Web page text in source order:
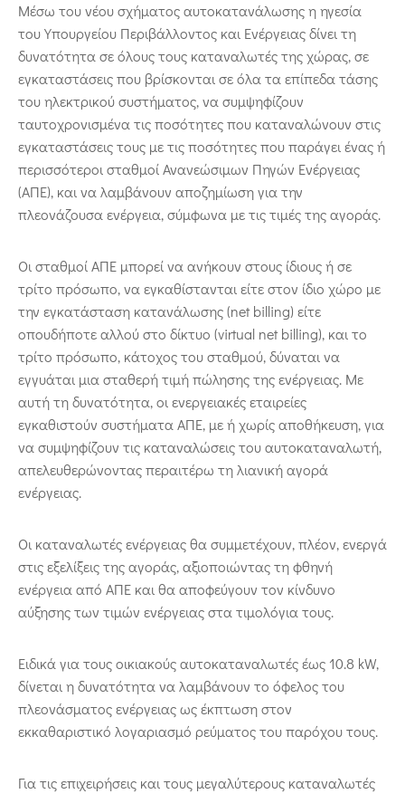
Μέσω του νέου σχήματος αυτοκατανάλωσης η ηγεσία
του Υπουργείου Περιβάλλοντος και Ενέργειας δίνει τη
δυνατότητα σε όλους τους καταναλωτές της χώρας, σε
εγκαταστάσεις που βρίσκονται σε όλα τα επίπεδα τάσης
του ηλεκτρικού συστήματος, να συμψηφίζουν
ταυτοχρονισμένα τις ποσότητες που καταναλώνουν στις
εγκαταστάσεις τους με τις ποσότητες που παράγει ένας ή
περισσότεροι σταθμοί Ανανεώσιμων Πηγών Ενέργειας
(ΑΠΕ), και να λαμβάνουν αποζημίωση για την
πλεονάζουσα ενέργεια, σύμφωνα με τις τιμές της αγοράς.
Οι σταθμοί ΑΠΕ μπορεί να ανήκουν στους ίδιους ή σε
τρίτο πρόσωπο, να εγκαθίστανται είτε στον ίδιο χώρο με
την εγκατάσταση κατανάλωσης (net billing) είτε
οπουδήποτε αλλού στο δίκτυο (virtual net billing), και το
τρίτο πρόσωπο, κάτοχος του σταθμού, δύναται να
εγγυάται μια σταθερή τιμή πώλησης της ενέργειας. Με
αυτή τη δυνατότητα, οι ενεργειακές εταιρείες
εγκαθιστούν συστήματα ΑΠΕ, με ή χωρίς αποθήκευση, για
να συμψηφίζουν τις καταναλώσεις του αυτοκαταναλωτή,
απελευθερώνοντας περαιτέρω τη λιανική αγορά
ενέργειας.
Οι καταναλωτές ενέργειας θα συμμετέχουν, πλέον, ενεργά
στις εξελίξεις της αγοράς, αξιοποιώντας τη φθηνή
ενέργεια από ΑΠΕ και θα αποφεύγουν τον κίνδυνο
αύξησης των τιμών ενέργειας στα τιμολόγια τους.
Ειδικά για τους οικιακούς αυτοκαταναλωτές έως 10.8 kW,
δίνεται η δυνατότητα να λαμβάνουν το όφελος του
πλεονάσματος ενέργειας ως έκπτωση στον
εκκαθαριστικό λογαριασμό ρεύματος του παρόχου τους.
Για τις επιχειρήσεις και τους μεγαλύτερους καταναλωτές